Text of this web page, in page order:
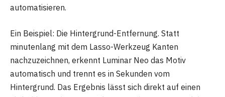
automatisieren.
Ein Beispiel: Die Hintergrund-Entfernung. Statt
minutenlang mit dem Lasso-Werkzeug Kanten
nachzuzeichnen, erkennt Luminar Neo das Motiv
automatisch und trennt es in Sekunden vom
Hintergrund. Das Ergebnis lässt sich direkt auf einen